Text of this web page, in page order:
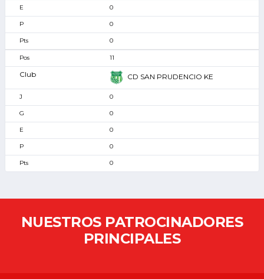
0
0
0
11
CD SAN PRUDENCIO KE
0
0
0
0
0
NUESTROS PATROCINADORES
PRINCIPALES